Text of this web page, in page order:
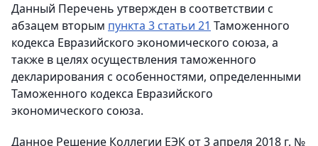
Данный Перечень утвержден в соответствии с
абзацем вторым пункта 3 статьи 21 Таможенного
кодекса Евразийского экономического союза, а
также в целях осуществления таможенного
декларирования с особенностями, определенными
Таможенного кодекса Евразийского
экономического союза.
Данное Решение Коллегии ЕЭК от 3 апреля 2018 г. №